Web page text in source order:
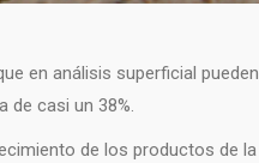
en análisis superficial pueden
de casi un 38%.
de los productos de la